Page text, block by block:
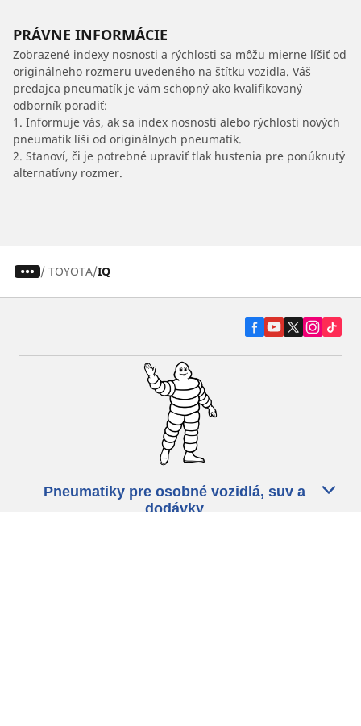
PRÁVNE INFORMÁCIE
Zobrazené indexy nosnosti a rýchlosti sa môžu mierne líšiť od
originálneho rozmeru uvedeného na štítku vozidla. Váš
predajca pneumatík je vám schopný ako kvalifikovaný
odborník poradiť:
1. Informuje vás, ak sa index nosnosti alebo rýchlosti nových
pneumatík líši od originálnych pneumatík.
2. Stanoví, či je potrebné upraviť tlak hustenia pre ponúknutý
alternatívny rozmer.
/ TOYOTA IQ
Pneumatiky pre osobné vozidlá, suv a
dodávky